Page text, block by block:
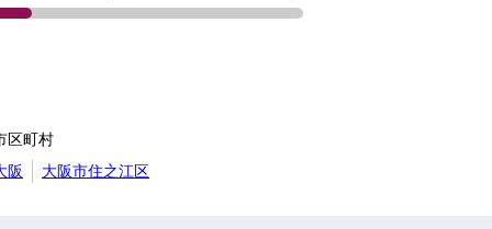
区町村
阪
大阪市住之江区